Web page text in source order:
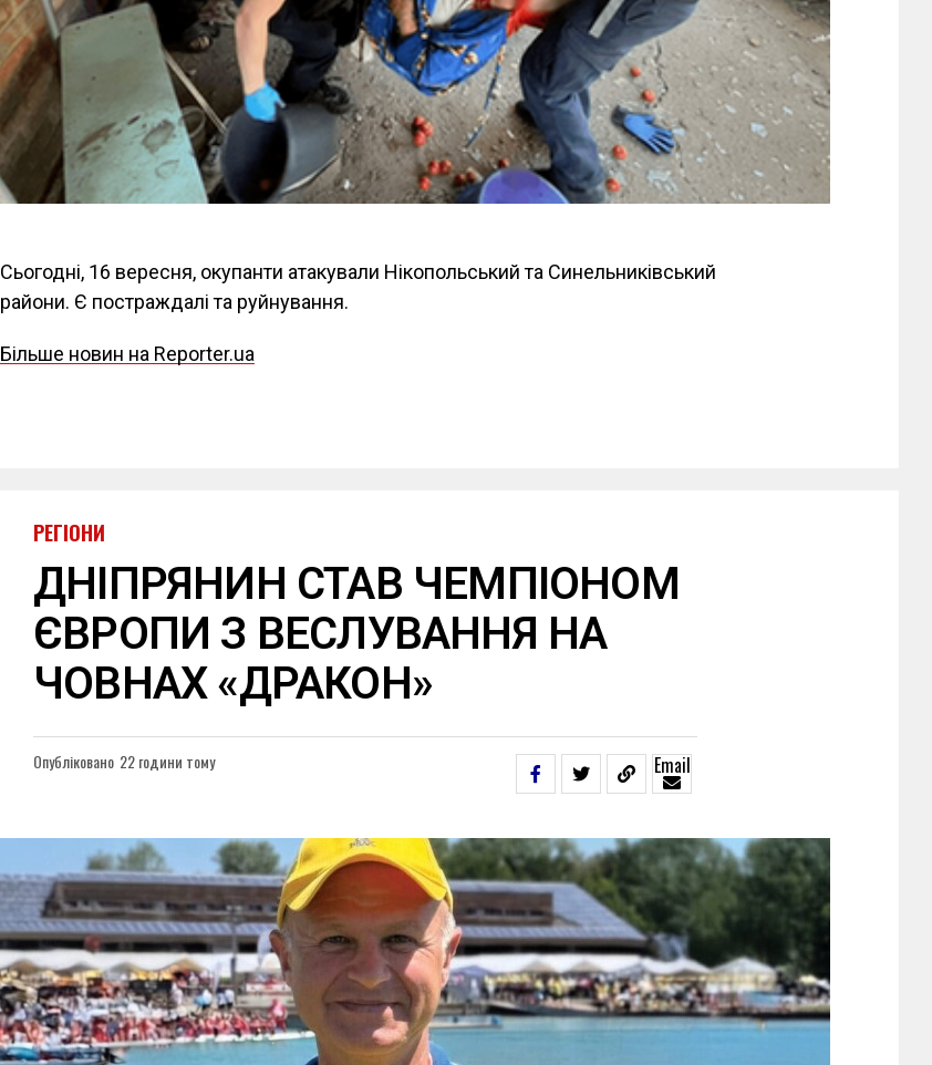
Сьогодні, 16 вересня, окупанти атакували Нікопольський та Синельниківський
райони. Є постраждалі та руйнування.
Більше новин на Reporter.ua
РЕГІОНИ
ДНІПРЯНИН СТАВ ЧЕМПІОНОМ
ЄВРОПИ З ВЕСЛУВАННЯ НА
ЧОВНАХ «ДРАКОН»
Опубліковано 22 години тому Email